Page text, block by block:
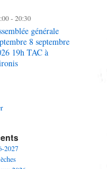
-20:30
générale
8 septembre
19h TAC à
2027